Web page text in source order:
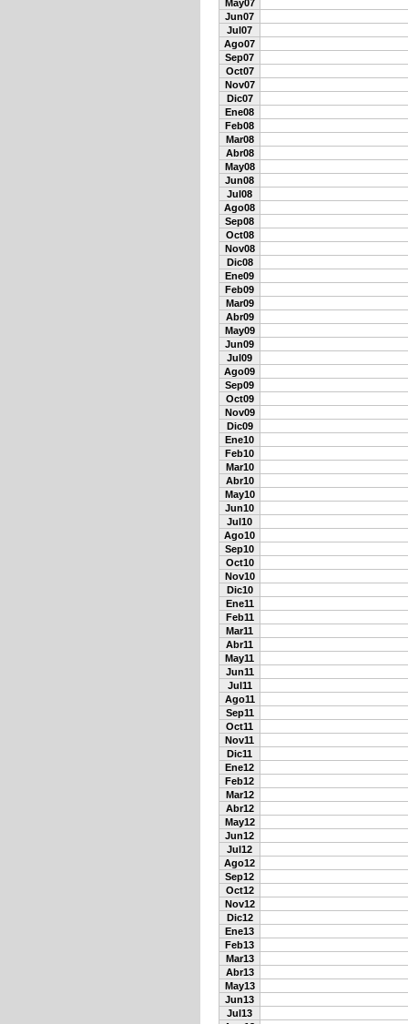
May07
Jun07
Jul07
Ago07
Sep07
Oct07
Nov07
Dic07
Ene08
Feb08
Mar08
Abr08
May08
Jun08
Jul08
Ago08
Sep08
Oct08
Nov08
Dic08
Ene09
Feb09
Mar09
Abr09
May09
Jun09
Jul09
Ago09
Sep09
Oct09
Nov09
Dic09
Ene10
Feb10
Mar10
Abr10
May10
Jun10
Jul10
Ago10
Sep10
Oct10
Nov10
Dic10
Ene11
Feb11
Mar11
Abr11
May11
Jun11
Jul11
Ago11
Sep11
Oct11
Nov11
Dic11
Ene12
Feb12
Mar12
Abr12
May12
Jun12
Jul12
Ago12
Sep12
Oct12
Nov12
Dic12
Ene13
Feb13
Mar13
Abr13
May13
Jun13
Jul13